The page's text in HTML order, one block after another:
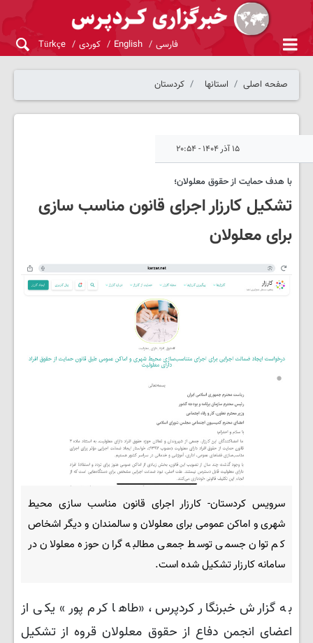
فارسی English کوردی Türkçe
صفحه اصلی استانها کردستان
۱۵ آذر ۱۴۰۴ - ۲۰:۵۴
با هدف حمایت از حقوق معلولان؛
تشکیل کارزار اجرای قانون مناسب سازی
برای معلولان
سرویس کردستان- کارزار اجرای قانون مناسب سازی محیط
شهری و اماکن عمومی برای معلولان و سالمندان و دیگر اشخاص
کم توان جسمی توسط جمعی مطالبه گران حوزه معلولان در
سامانه کارزار تشکیل شده است.
به گزارش خبرنگار کردپرس، «طاها کرم پور» یکی از
اعضای انجمن دفاع از حقوق معلولان قروه از تشکیل